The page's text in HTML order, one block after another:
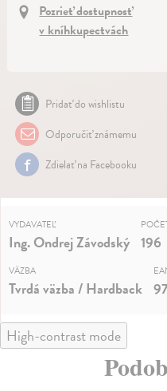
Pozrieť dostupnosť
v kníhkupectvách
Pridať do wishlistu
Odporučiť známemu
Zdielať na Facebooku
VYDAVATEĽ
Ing. Ondrej Závodský 196
VÄZBA
Tvrdá väzba / Hardback
High-contrast mode